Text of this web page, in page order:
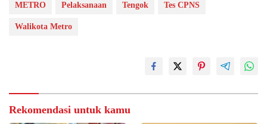
METRO Pelaksanaan Tengok Tes CPNS
Walikota Metro
Rekomendasi untuk kamu